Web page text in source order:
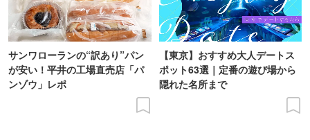
サンワローランの“訳あり”パン
が安い！平井の工場直売店「パ
ンゾウ」レポ
【東京】おすすめ大人デートス
ポット63選｜定番の遊び場から
隠れた名所まで